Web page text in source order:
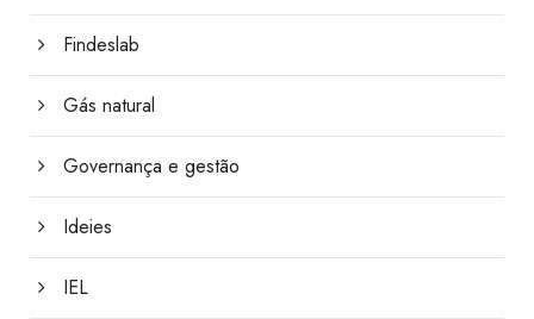
Findeslab
Gás natural
Governança e gestão
Ideies
IEL